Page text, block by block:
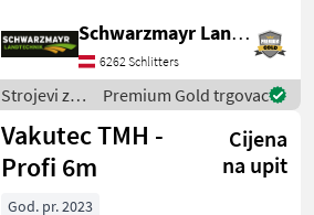
Beleuchtung nach StVo.
Kompressor/Überlauf - VA
58 Kompressor mit 6500lt.
Luftleistu
Schwarzmayr Landtechnik GmbH - Schlitters
6262 Schlitters
Strojevi za
đubrenje,
gnojenje i
navodnjavanje
/ Vakutec
Premium Gold trgovac
Vakutec TMH -
Profi 6m
Cijena
na upit
God. pr. 2023